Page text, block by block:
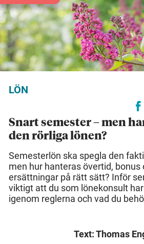
LÖN
Snart semester – men
den rörliga lönen?
Semesterlön ska spegla den
men hur hanteras övertid, bonus
ersättningar på rätt sätt? Inför
viktigt att du som lönekonsult
igenom reglerna och vad du
Text: Thomas